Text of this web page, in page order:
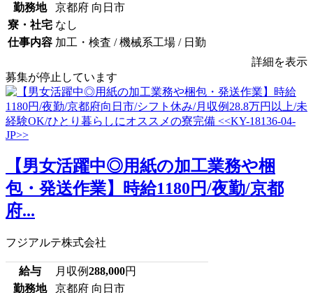
勤務地
京都府 向日市
寮・社宅 なし
仕事内容 加工・検査 / 機械系工場 / 日勤
詳細を表示
募集が停止しています
【男女活躍中◎用紙の加工業務や梱
包・発送作業】時給1180円/夜勤/京都
府...
フジアルテ株式会社
給与 月収例288,000円
勤務地
京都府 向日市